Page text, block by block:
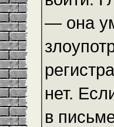
— она
нет.
в